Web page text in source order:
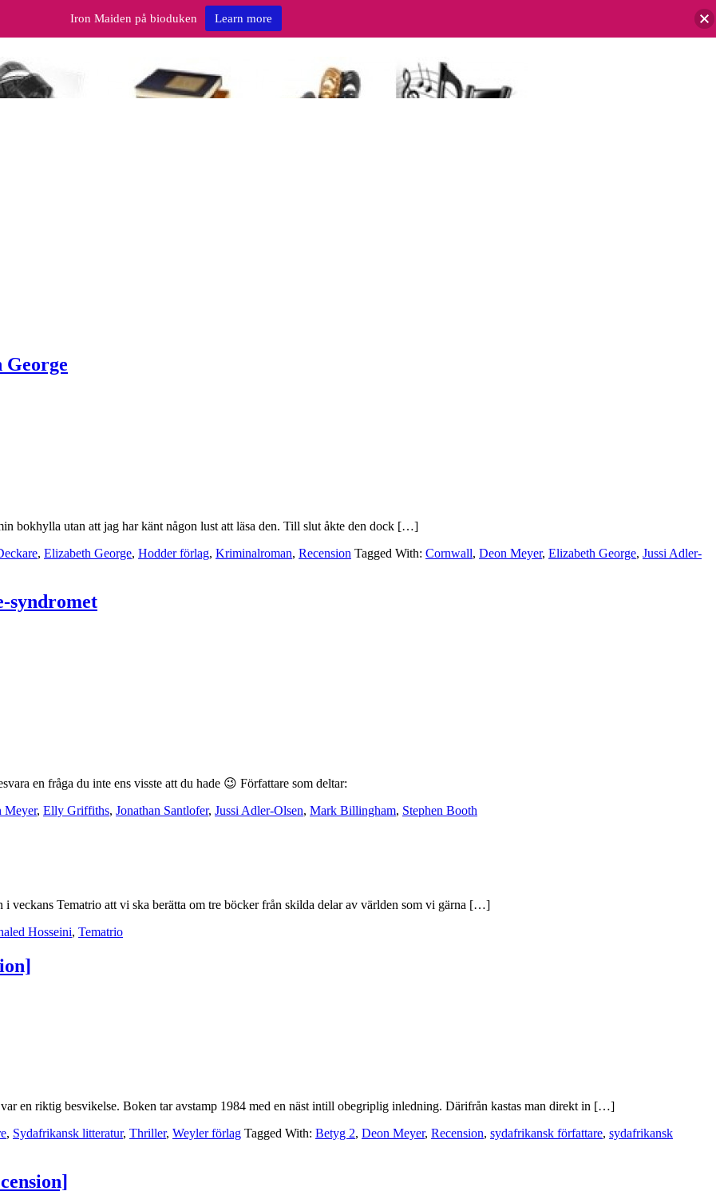
George
bokhylla utan att jag har känt någon lust att läsa den. Till slut åkte den dock […]
, Elizabeth George, Hodder förlag, Kriminalroman, Recension Tagged With: Cornwall, Deon Meyer, Elizabeth George, Jussi Adler-
syndromet
en fråga du inte ens visste att du hade 😉 Författare som deltar:
Meyer, Elly Griffiths, Jonathan Santlofer, Jussi Adler-Olsen, Mark Billingham, Stephen Booth
veckans Tematrio att vi ska berätta om tre böcker från skilda delar av världen som vi gärna […]
Hosseini, Tematrio
en riktig besvikelse. Boken tar avstamp 1984 med en näst intill obegriplig inledning. Därifrån kastas man direkt in […]
, Sydafrikansk litteratur, Thriller, Weyler förlag Tagged With: Betyg 2, Deon Meyer, Recension, sydafrikansk författare, sydafrikansk
Iron Maiden på bioduken Learn more